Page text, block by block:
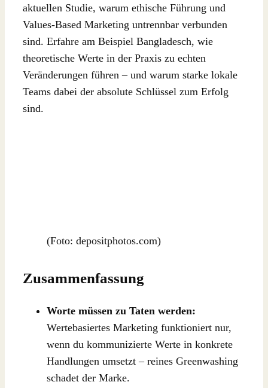
aktuellen Studie, warum ethische Führung und
Values-Based Marketing untrennbar verbunden
sind. Erfahre am Beispiel Bangladesch, wie
theoretische Werte in der Praxis zu echten
Veränderungen führen – und warum starke lokale
Teams dabei der absolute Schlüssel zum Erfolg
sind.
(Foto: depositphotos.com)
Zusammenfassung
Worte müssen zu Taten werden:
Wertebasiertes Marketing funktioniert nur,
wenn du kommunizierte Werte in konkrete
Handlungen umsetzt – reines Greenwashing
schadet der Marke.